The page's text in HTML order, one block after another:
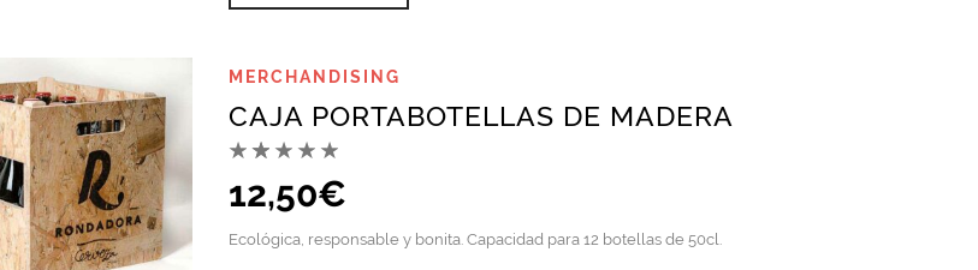
MERCHANDISING
CAJA PORTABOTELLAS DE MADERA
12,50€
Ecológica, responsable y bonita. Capacidad para 12 botellas de 50cl.